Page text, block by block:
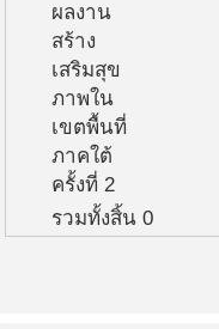
ผลงาน
สร้าง
เสริมสุข
ภาพใน
เขตพื้นที่
ภาคใต้
ครั้งที่ 2
รวมทั้งสิ้น 0